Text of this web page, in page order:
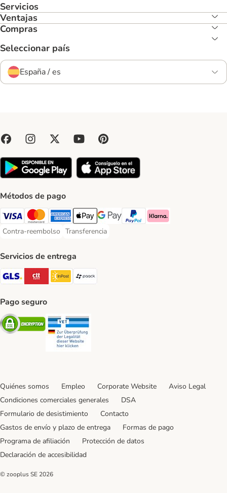
Servicios
Ventajas
Compras
Seleccionar país
España / es
Métodos de pago
Visa Payment Method
Mastercard Payment Method
American Express Payment Method
Apple Pay Payment Method
Google Pay Payment Method
PayPal Payment Method
Klarna Payment Method
Contra-reembolso
Contra-reembolso Payment Method
Transferencia
Transferencia Payment Method
Servicios de entrega
GLS Shipping Method
CTTExpress Shipping Method
InPost Shipping Method
paack Shipping Method
Pago seguro
Security
Quiénes somos Empleo Corporate Website
Aviso Legal
Condiciones comerciales generales
DSA
Formulario de desistimiento
Contacto
Gastos de envío y plazo de entrega
Formas de pago
Programa de afiliación
Protección de datos
Declaración de accesibilidad
© zooplus SE 2026